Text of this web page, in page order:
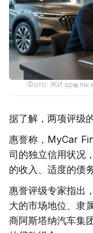
Фото: ЖИ арқылы
据了解，两项评级
惠誉称，MyCar
司的独立信用状况
的收入、适度的债
惠誉评级专家指出
大的市场地位、隶
商阿斯塔纳汽车集